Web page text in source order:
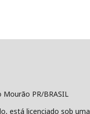
Mourão PR/BRASIL
está licenciado sob uma